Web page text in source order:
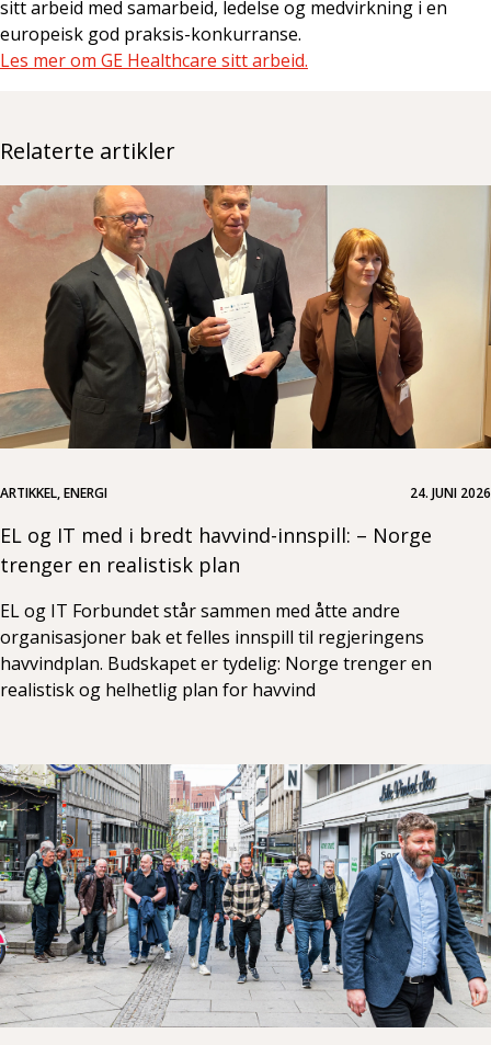
sitt arbeid med samarbeid, ledelse og medvirkning i en
europeisk god praksis-konkurranse.
Les mer om GE Healthcare sitt arbeid.
Relaterte artikler
ARTIKKEL, ENERGI 24. JUNI 2026
EL og IT med i bredt havvind-innspill: – Norge
trenger en realistisk plan
EL og IT Forbundet står sammen med åtte andre
organisasjoner bak et felles innspill til regjeringens
havvindplan. Budskapet er tydelig: Norge trenger en
realistisk og helhetlig plan for havvind